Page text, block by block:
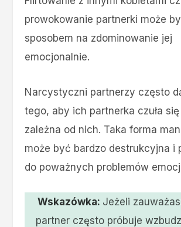
prowokowanie partnerki może
sposobem na zdominowanie jej
emocjonalnie.
Narcystyczni partnerzy często
tego, aby ich partnerka czuła
zależna od nich. Taka forma
może być bardzo destrukcyjna i
do poważnych problemów
Wskazówka: Jeżeli
partner często próbuje